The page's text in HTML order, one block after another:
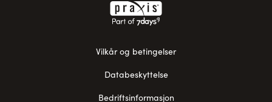
Vilkår og betingelser
Databeskyttelse
Bedriftsinformasjon